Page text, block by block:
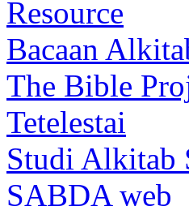
Resource
Bacaan
The Bible
Tetelestai
Studi Alkitab
SABDA web